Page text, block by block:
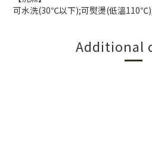
可水洗(30℃以下);可熨燙(低溫
Additional